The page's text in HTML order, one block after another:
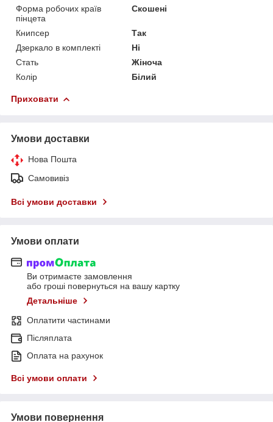
Форма робочих країв
пінцета
Скошені
Книпсер
Так
Дзеркало в комплекті
Ні
Стать
Жіноча
Колір
Білий
Приховати
Умови доставки
Нова Пошта
Самовивіз
Всі умови доставки
Умови оплати
Ви отримаєте замовлення
або гроші повернуться на вашу картку
Детальніше
Оплатити частинами
Післяплата
Оплата на рахунок
Всі умови оплати
Умови повернення